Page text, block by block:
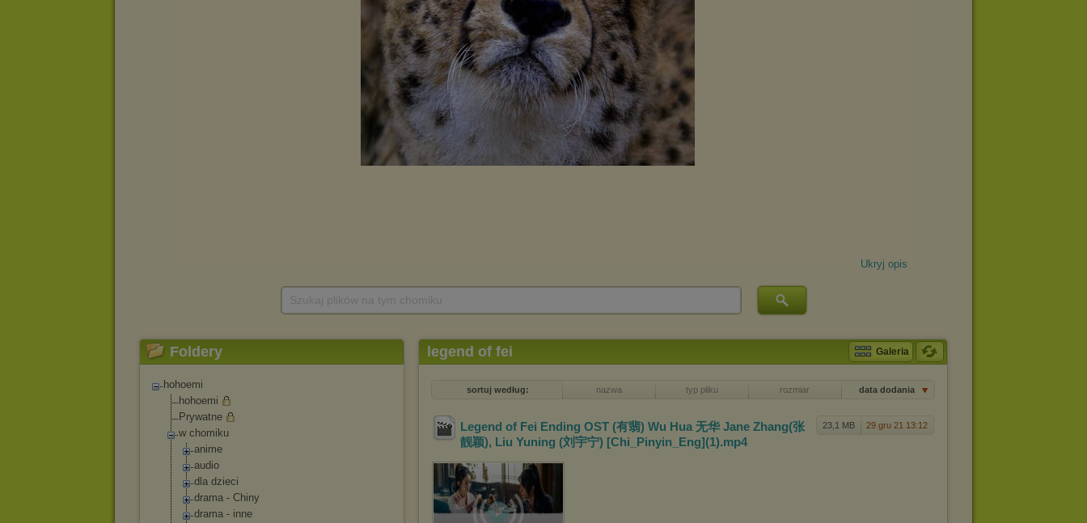
Ukryj opis
Foldery
hohoemi
hohoemi
Prywatne
w chomiku
anime
audio
dla dzieci
drama - Chiny
drama - inne
legend of fei Galeria
sortuj według: nazwa typ pliku rozmiar data dodania
23,1 MB 29 gru 21 13:12
Legend of Fei Ending OST (有翡) Wu Hua 无华 Jane Zhang(张
靓颖), Liu Yuning (刘宇宁) [Chi_Pinyin_Eng](1).mp4